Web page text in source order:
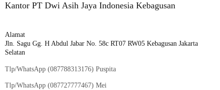
Kantor PT Dwi Asih Jaya Indonesia Kebagusan
Alamat
Jln. Sagu Gg. H Abdul Jabar No. 58c RT07 RW05 Kebagusan Jakarta
Selatan
Tlp/WhatsApp (087788313176) Puspita
Tlp/WhatsApp (087727777467) Mei